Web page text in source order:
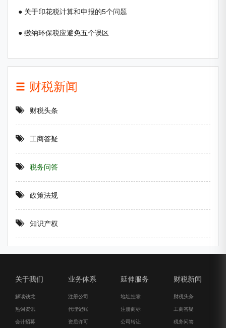
● 关于印花税计算和申报的5个问题
● 缴纳环保税应避免五个误区
财税新闻
财税头条
工商答疑
税务问答
政策法规
知识产权
关于我们
解读钱龙
热词资讯
会计招募
业务体系
注册公司
代理记账
资质许可
延伸服务
地址挂靠
注册商标
公司转让
财税新闻
财税头条
工商答疑
税务问答